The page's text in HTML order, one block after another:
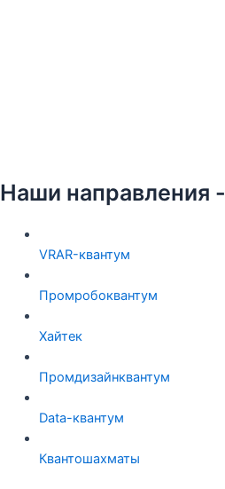
Наши направления -
VRAR-квантум
Промробоквантум
Хайтек
Промдизайнквантум
Data-квантум
Квантошахматы